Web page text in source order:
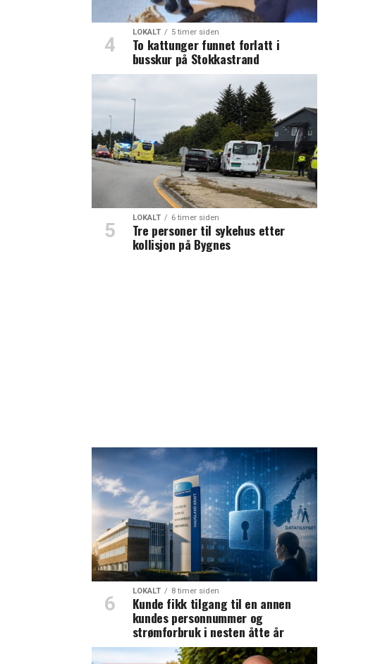
LOKALT 5 timer siden
To kattunger funnet forlatt i
busskur på Stokkastrand
LOKALT 6 timer siden
Tre personer til sykehus etter
kollisjon på Bygnes
LOKALT 8 timer siden
Kunde fikk tilgang til en annen
kundes personnummer og
strømforbruk i nesten åtte år